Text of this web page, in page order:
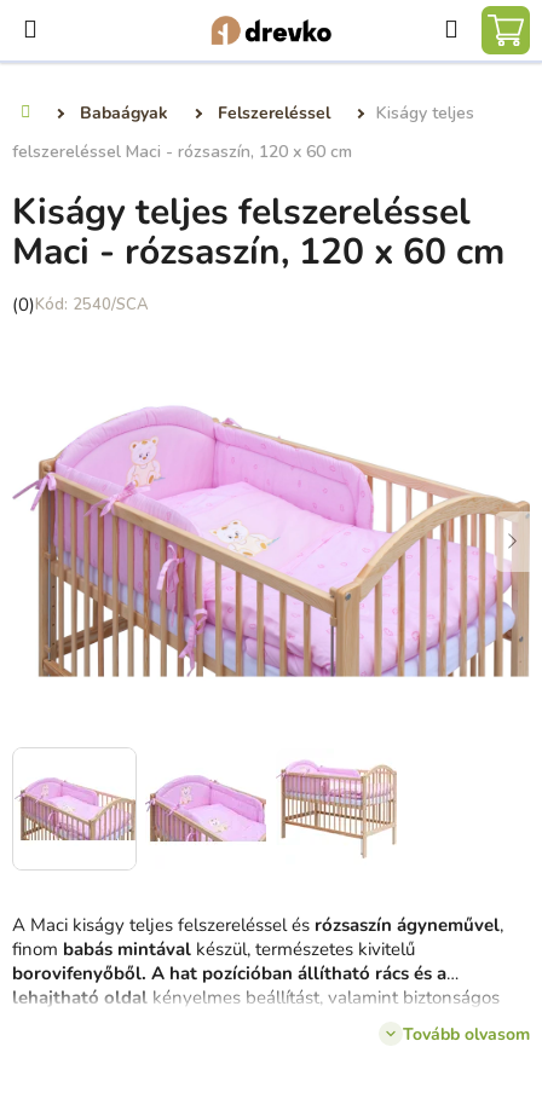
fő
Babaágyak Felszereléssel
Kiságy teljes
felszereléssel Maci - rózsaszín, 120 x 60 cm
A Maci kiságy teljes felszereléssel és rózsaszín ágyneművel,
finom babás mintával készül, természetes kivitelű
borovifenyőből. A hat pozícióban állítható rács és a
lehajtható oldal kényelmes beállítást, valamint biztonságos
Tovább olvasom
Kiságy teljes felszereléssel
Maci - rózsaszín, 120 x 60 cm
A
csillag.
(0) 2540/SCA